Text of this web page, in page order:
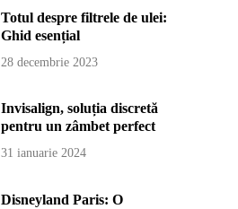
Totul despre filtrele de ulei:
Ghid esențial
28 decembrie 2023
Invisalign, soluția discretă
pentru un zâmbet perfect
31 ianuarie 2024
Disneyland Paris: O